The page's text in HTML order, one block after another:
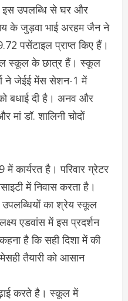
इस उपलब्धि से घर और
के जुड़वा भाई अरहम जैन ने
पसेंटाइल प्राप्त किए हैं।
स्कूल के छात्र हैं। स्कूल
ने जेईई मेंस सेशन-1 में
को बधाई दी है। अनव और
मां डॉ. शालिनी चोदों
कार्यरत है। परिवार ग्रेटर
में निवास करता है।
उपलब्धियों का श्रेय स्कूल
एडवांस में इस प्रदर्शन
है कि सही दिशा में की
तैयारी को आसान
करते है। स्कूल में